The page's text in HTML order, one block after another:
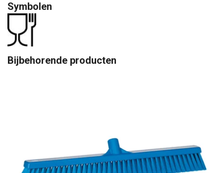
Symbolen
Bijbehorende producten